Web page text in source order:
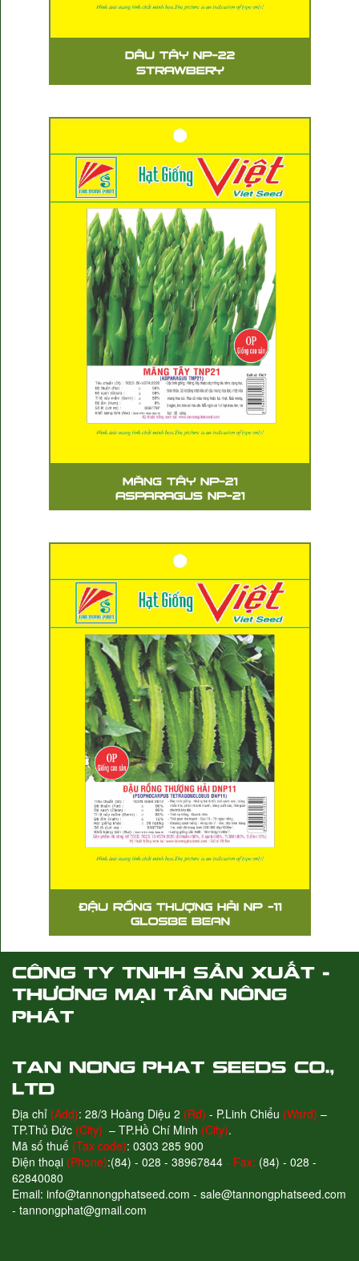
Địa chỉ (Add): 28/3 Hoàng Diệu 2 (Rd) - P.Linh Chiểu (Ward) –
TP.Thủ Đức (City) – TP.Hồ Chí Minh (City).
Mã số thuế (Tax code): 0303 285 900
Điện thoại (Phone):(84) - 028 - 38967844 - Fax: (84) - 028 -
62840080
Email: info@tannongphatseed.com - sale@tannongphatseed.com
- tannongphat@gmail.com